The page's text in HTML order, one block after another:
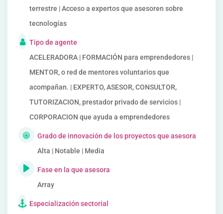
terrestre | Acceso a expertos que asesoren sobre
tecnologías
Tipo de agente
ACELERADORA | FORMACIÓN para emprendedores |
MENTOR, o red de mentores voluntarios que
acompañan. | EXPERTO, ASESOR, CONSULTOR,
TUTORIZACION, prestador privado de servicios |
CORPORACION que ayuda a emprendedores
Grado de innovación de los proyectos que asesora
Alta | Notable | Media
Fase en la que asesora
Array
Especialización sectorial